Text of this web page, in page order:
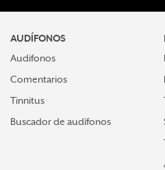
AUDÍFONOS
Audifonos
Comentarios
Tinnitus
Buscador de audífonos